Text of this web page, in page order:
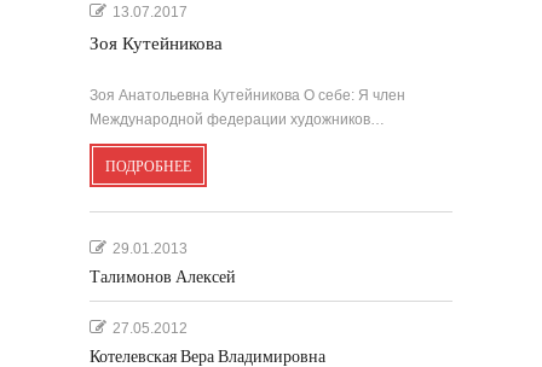
13.07.2017
Зоя Кутейникова
Зоя Анатольевна Кутейникова О себе: Я член
Международной федерации художников…
ПОДРОБНЕЕ
29.01.2013
Талимонов Алексей
27.05.2012
Котелевская Вера Владимировна